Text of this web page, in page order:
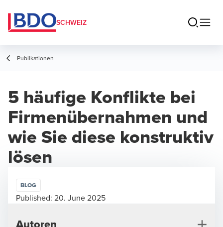
SCHWEIZ
Publikationen
5 häufige Konflikte bei
Firmenübernahmen und
wie Sie diese konstruktiv
lösen
BLOG
Published: 20. June 2025